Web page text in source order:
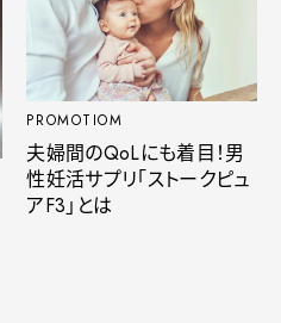
PROMOTIOM
夫婦間のQoLにも着目！男
性妊活サプリ「ストークピュ
アF3」とは